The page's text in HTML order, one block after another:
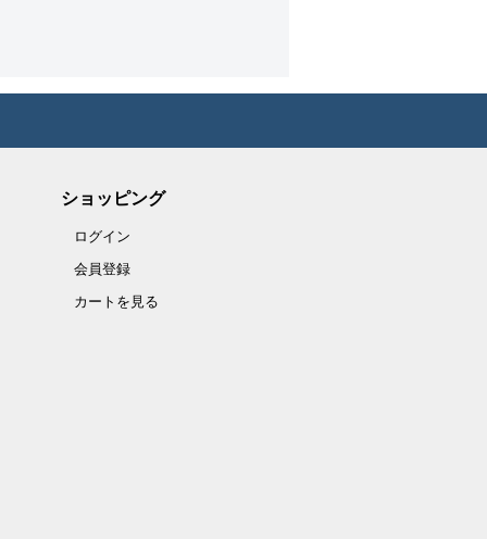
ショッピング
ログイン
会員登録
カートを見る